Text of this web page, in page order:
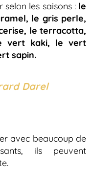
les saisons : le
le gris perle,
le terracotta,
vert kaki, le vert
sapin.
Darel
avec beaucoup de
ils peuvent